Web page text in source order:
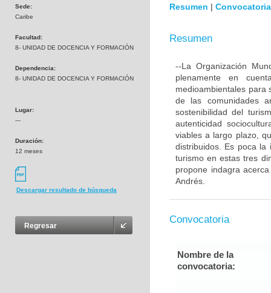
Sede:
Caribe
Facultad:
8- UNIDAD DE DOCENCIA Y FORMACIÓN
Dependencia:
8- UNIDAD DE DOCENCIA Y FORMACIÓN
Lugar:
---
Duración:
12 meses
Descargar resultado de búsqueda
Regresar
Resumen | Convocatoria
Resumen
--La Organización
plenamente en
medioambientales para
de las comunidades
sostenibilidad del
autenticidad
viables a largo plazo,
distribuidos. Es poca
turismo en estas tres
propone indagra
Andrés.
Convocatoria
Nombre de la
convocatoria: